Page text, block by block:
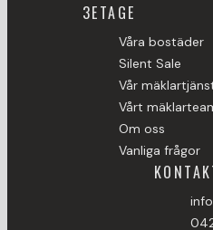
3ETAGE
Våra bostäder
Silent Sale
Vår
Vårt
Om oss
Vanliga frågor